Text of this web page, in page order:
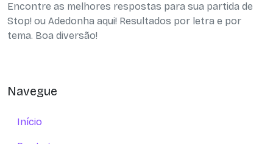
Encontre as melhores respostas para sua partida de
Stop! ou Adedonha aqui! Resultados por letra e por
tema. Boa diversão!
Navegue
Início